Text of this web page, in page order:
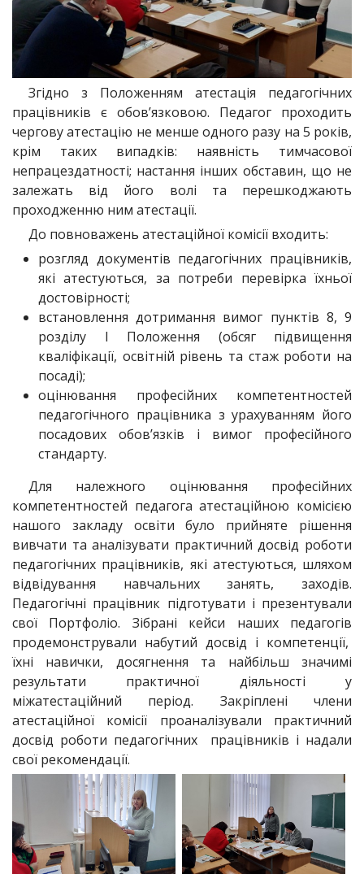
Згідно з Положенням атестація педагогічних
працівників є обов’язковою. Педагог проходить
чергову атестацію не менше одного разу на 5 років,
крім таких випадків: наявність тимчасової
непрацездатності; настання інших обставин, що не
залежать від його волі та перешкоджають
проходженню ним атестації.
До повноважень атестаційної комісії входить:
розгляд документів педагогічних працівників,
які атестуються, за потреби перевірка їхньої
достовірності;
встановлення дотримання вимог пунктів 8, 9
розділу I Положення (обсяг підвищення
кваліфікації, освітній рівень та стаж роботи на
посаді);
оцінювання професійних компетентностей
педагогічного працівника з урахуванням його
посадових обов’язків і вимог професійного
стандарту.
Для належного оцінювання професійних
компетентностей педагога атестаційною комісією
нашого закладу освіти було прийняте рішення
вивчати та аналізувати практичний досвід роботи
педагогічних працівників, які атестуються, шляхом
відвідування навчальних занять, заходів.
Педагогічні працівник підготувати і презентували
свої Портфоліо. Зібрані кейси наших педагогів
продемонстрували набутий досвід і компетенції,
їхні навички, досягнення та найбільш значимі
результати практичної діяльності у
міжатестаційний період. Закріплені члени
атестаційної комісії проаналізували практичний
досвід роботи педагогічних працівників і надали
свої рекомендації.